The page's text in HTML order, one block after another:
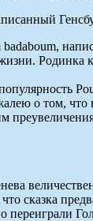
о том, что
сказка
переиграли